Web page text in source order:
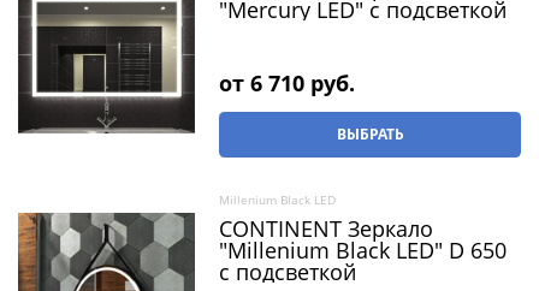
"Mercury LED" c подсветкой
от6 710 руб.
ВЫБРАТЬ
Millenium Black LED
CONTINENT Зеркало
"Millenium Black LED" D 650
c подсветкой